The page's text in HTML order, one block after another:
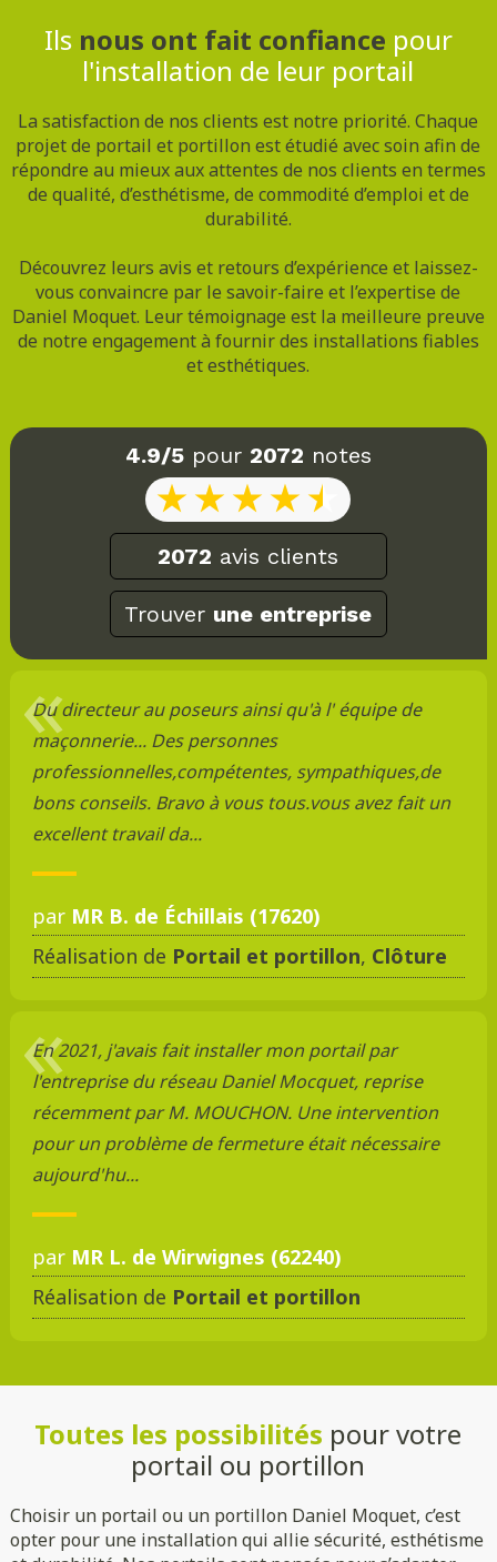
Ils nous ont fait confiance pour
l'installation de leur portail
La satisfaction de nos clients est notre priorité. Chaque
projet de portail et portillon est étudié avec soin afin de
répondre au mieux aux attentes de nos clients en termes
de qualité, d’esthétisme, de commodité d’emploi et de
durabilité.
Découvrez leurs avis et retours d’expérience et laissez-
vous convaincre par le savoir-faire et l’expertise de
Daniel Moquet. Leur témoignage est la meilleure preuve
de notre engagement à fournir des installations fiables
et esthétiques.
4.9/5pour 2072 notes
2072 avis clients
Trouver une entreprise
Du directeur au poseurs ainsi qu'à l' équipe de
maçonnerie... Des personnes
professionnelles,compétentes, sympathiques,de
bons conseils. Bravo à vous tous.vous avez fait un
excellent travail da...
par MR B. de Échillais (17620)
Réalisation de Portail et portillon, Clôture
En 2021, j'avais fait installer mon portail par
l'entreprise du réseau Daniel Mocquet, reprise
récemment par M. MOUCHON. Une intervention
pour un problème de fermeture était nécessaire
aujourd'hu...
par MR L. de Wirwignes (62240)
Réalisation de Portail et portillon
Toutes les possibilités pour votre
portail ou portillon
Choisir un portail ou un portillon Daniel Moquet, c’est
opter pour une installation qui allie sécurité, esthétisme
DMC 304
DMC 305